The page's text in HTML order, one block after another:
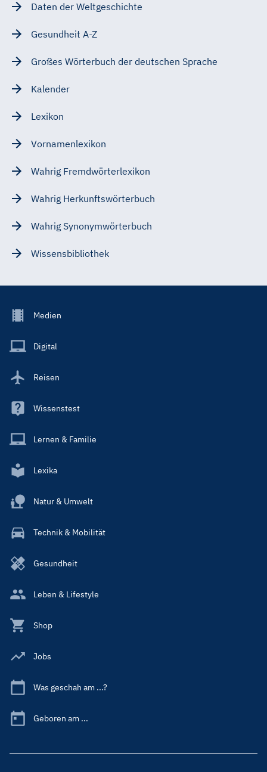
Daten der Weltgeschichte
Gesundheit A-Z
Großes Wörterbuch der deutschen Sprache
Kalender
Lexikon
Vornamenlexikon
Wahrig Fremdwörterlexikon
Wahrig Herkunftswörterbuch
Wahrig Synonymwörterbuch
Wissensbibliothek
Footer
Main
Medien
Digital
Reisen
Wissenstest
Lernen & Familie
Lexika
Natur & Umwelt
Technik & Mobilität
Gesundheit
Leben & Lifestyle
Shop
Jobs
Was geschah am ...?
Geboren am ...